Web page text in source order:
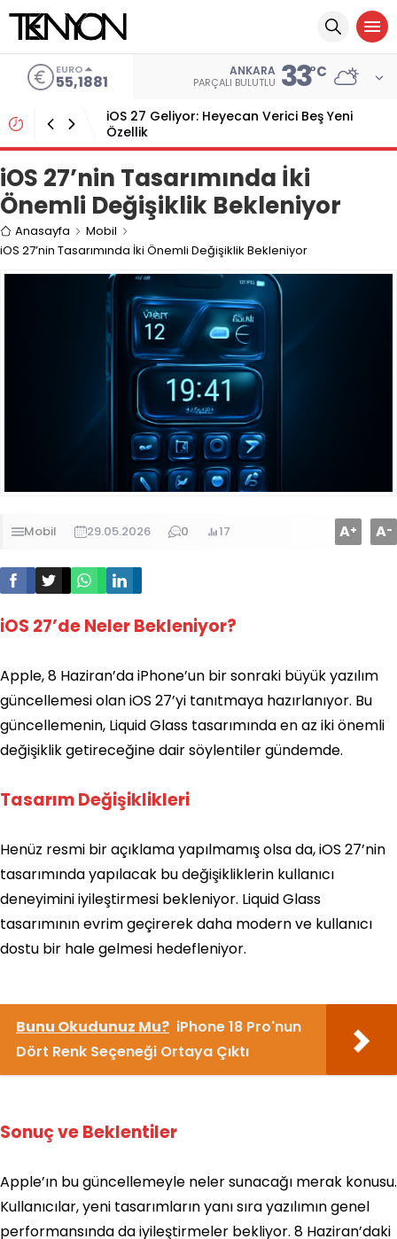
EURO
55,1881
ANKARA
PARÇALI BULUTLU 33°C
iOS 27 Geliyor: Heyecan Verici Beş Yeni
Özellik
iOS 27’nin Tasarımında İki
Önemli Değişiklik Bekleniyor
Anasayfa
Mobil
iOS 27’nin Tasarımında İki Önemli Değişiklik Bekleniyor
Mobil 29.05.2026 0 17 A+ A-
iOS 27’de Neler Bekleniyor?
Apple, 8 Haziran’da iPhone’un bir sonraki büyük yazılım
güncellemesi olan iOS 27’yi tanıtmaya hazırlanıyor. Bu
güncellemenin, Liquid Glass tasarımında en az iki önemli
değişiklik getireceğine dair söylentiler gündemde.
Tasarım Değişiklikleri
Henüz resmi bir açıklama yapılmamış olsa da, iOS 27’nin
tasarımında yapılacak bu değişikliklerin kullanıcı
deneyimini iyileştirmesi bekleniyor. Liquid Glass
tasarımının evrim geçirerek daha modern ve kullanıcı
dostu bir hale gelmesi hedefleniyor.
Bunu Okudunuz Mu? iPhone 18 Pro'nun
Dört Renk Seçeneği Ortaya Çıktı
Sonuç ve Beklentiler
Apple’ın bu güncellemeyle neler sunacağı merak konusu.
Kullanıcılar, yeni tasarımların yanı sıra yazılımın genel
performansında da iyileştirmeler bekliyor. 8 Haziran’daki